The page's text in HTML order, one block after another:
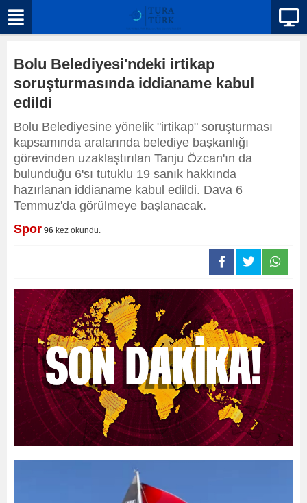
Bolu Belediyesi'ndeki irtikap
soruşturmasında iddianame kabul
edildi
Bolu Belediyesine yönelik "irtikap" soruşturması
kapsamında aralarında belediye başkanlığı
görevinden uzaklaştırılan Tanju Özcan'ın da
bulunduğu 6'sı tutuklu 19 sanık hakkında
hazırlanan iddianame kabul edildi. Dava 6
Temmuz'da görülmeye başlanacak.
Spor 96 kez okundu.